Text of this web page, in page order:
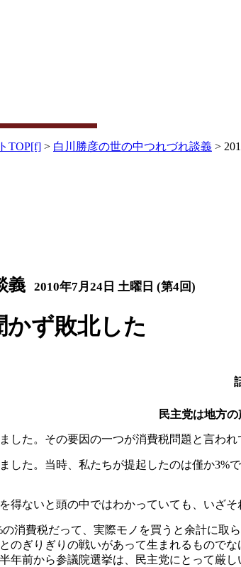
TOP[f] > 白川勝彦の世の中つれづれ談義 >
義 2010年7月24日 土曜日 (第4回)
ず敗北した
民主党は地方
した。その要因の一つが消費税問題と言わ
した。当時、私たちが提起したのは僅か
得ないと頭の中ではわかっていても、いざ
消費税だって、実際モノを買うと余計に
のぎりぎりの戦いがあって生まれるもので
年前から参議院選挙は、民主党にとって厳